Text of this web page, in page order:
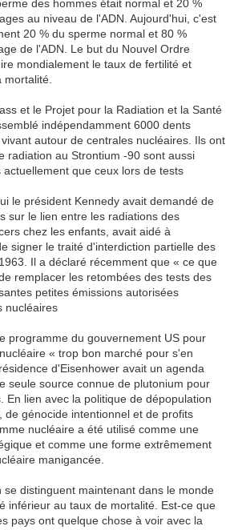
des hommes était normal et 20 %
au niveau de l'ADN. Aujourd'hui, c'est
20 % du sperme normal et 80 %
de l'ADN. Le but du Nouvel Ordre
mondialement le taux de fertilité et
et le Projet pour la Radiation et la Santé
indépendamment 6000 dents
autour de centrales nucléaires. Ils ont
radiation au Strontium -90 sont aussi
que ceux lors de tests
le président Kennedy avait demandé de
sur le lien entre les radiations des
chez les enfants, avait aidé à
signer le traité d'interdiction partielle des
Il a déclaré récemment que « ce que
remplacer les retombées des tests des
petites émissions autorisées
nucléaires
programme du gouvernement US pour
« trop bon marché pour s'en
d'Eisenhower avait un agenda
seule source connue de plutonium pour
En lien avec la politique de dépopulation
de génocide intentionnel et de profits
nucléaire a été utilisé comme une
et comme une forme extrêmement
manigancée.
se distinguent maintenant dans le monde
inférieur au taux de mortalité. Est-ce que
pays ont quelque chose à voir avec la